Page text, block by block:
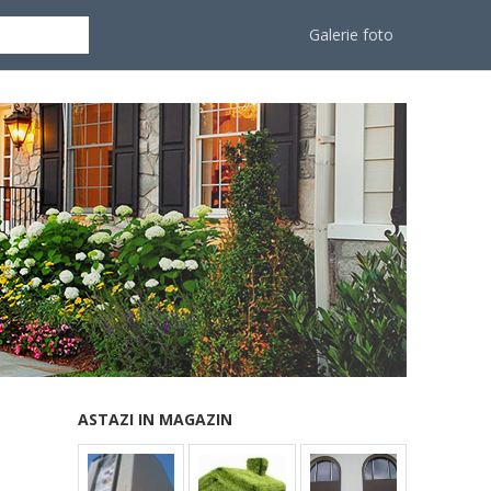
Galerie foto
ASTAZI IN MAGAZIN